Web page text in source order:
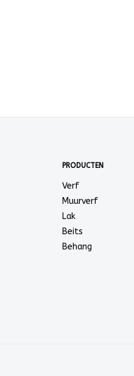
PRODUCTEN
Verf
Muurverf
Lak
Beits
Behang